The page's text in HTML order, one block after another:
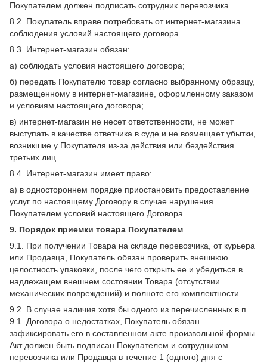
Покупателем должен подписать сотрудник перевозчика.
8.2. Покупатель вправе потребовать от интернет-магазина
соблюдения условий настоящего договора.
8.3. Интернет-магазин обязан:
а) соблюдать условия настоящего договора;
б) передать Покупателю товар согласно выбранному образцу,
размещенному в интернет-магазине, оформленному заказом
и условиям настоящего договора;
в) интернет-магазин не несет ответственности, не может
выступать в качестве ответчика в суде и не возмещает убытки,
возникшие у Покупателя из-за действия или бездействия
третьих лиц.
8.4. Интернет-магазин имеет право:
а) в одностороннем порядке приостановить предоставление
услуг по настоящему Договору в случае нарушения
Покупателем условий настоящего Договора.
9. Порядок приемки товара Покупателем
9.1. При получении Товара на складе перевозчика, от курьера
или Продавца, Покупатель обязан проверить внешнюю
целостность упаковки, после чего открыть ее и убедиться в
надлежащем внешнем состоянии Товара (отсутствии
механических повреждений) и полноте его комплектности.
9.2. В случае наличия хотя бы одного из перечисленных в п.
9.1. Договора о недостатках, Покупатель обязан
зафиксировать его в составленном акте произвольной формы.
Акт должен быть подписан Покупателем и сотрудником
перевозчика или Продавца в течение 1 (одного) дня с